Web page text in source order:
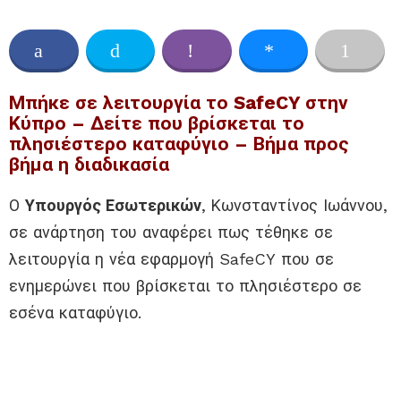
Μπήκε σε λειτουργία το SafeCY στην
Κύπρο – Δείτε που βρίσκεται το
πλησιέστερο καταφύγιο – Βήμα προς
βήμα η διαδικασία
Ο Υπουργός Εσωτερικών, Κωνσταντίνος Ιωάννου,
σε ανάρτηση του αναφέρει πως τέθηκε σε
λειτουργία η νέα εφαρμογή SafeCY που σε
ενημερώνει που βρίσκεται το πλησιέστερο σε
εσένα καταφύγιο.